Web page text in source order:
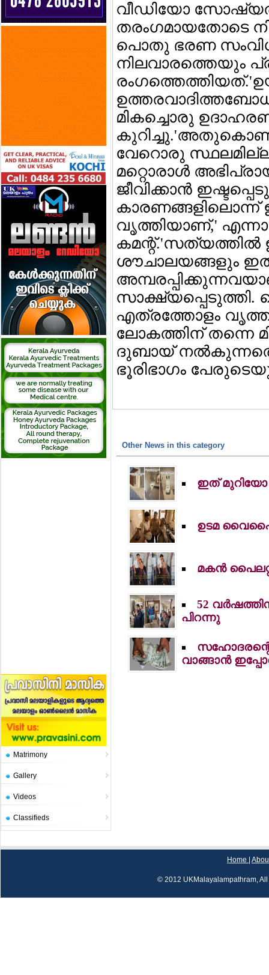
Matrimony
Gallery
Videos
Classifieds
വീഡിയോ
തരംഗമായതോടെ
പൊതു ഭരണ
നിലവാരത്തെയും
മികച്ചൊരു
വേറൊരു
മറ്റൊരാള്‍
ജീവിക്കാന്‍
കാരണങ്ങളിലൊന്ന്
വൃത്തിയാണ്,'
ശൗചാലയങ്ങളും
എത്രത്തോളം
ലോകത്തിന് തന്നെ
ദുബായ്
ഭൂരിഭാഗം
Other News in this category
ഇത്
ഉടമ
മകന്‍
52
പിറന്നു
സഹോദരന്റെ
വാങ്ങാന്‍
Home
© 2012 UKMalayalampathram,